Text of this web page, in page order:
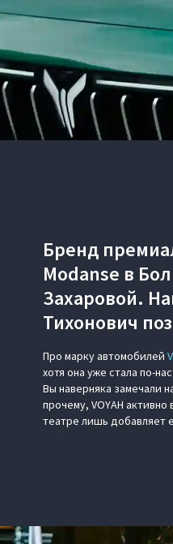
Бренд
Modanse в
Захаровой.
Тихонович
Про марку автомобилей
хотя она уже стала по-
Вы наверняка замечали
прочему, VOYAH
театре лишь добавляет